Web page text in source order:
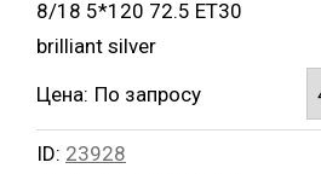
8/18 5*120 72.5 ET30
brilliant silver
Цена: По запросу
ID: 23928